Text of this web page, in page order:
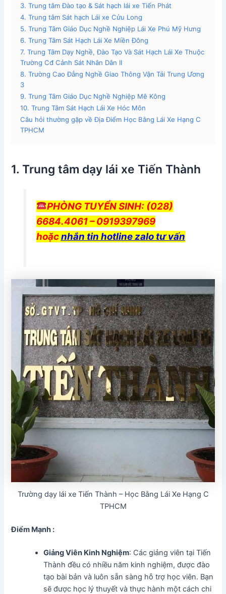
3. Trung tâm Đào tạo & Sát hạch lái xe Tiến Phát
4. Trung tâm Sát hạch Lái xe Cửu Long
5. Trung Tâm Giáo Dục Nghề Nghiệp Lái Xe Phú Mỹ Hưng
6. Trung Tâm Sát Hạch Lái Xe Miền Đông
7. Trung Tâm Dạy Nghề, Đào Tạo Và Sát Hạch Lái Xe Thuộc
Trường Cđ Cảnh Sát Nhân Dân II
8. Trường Cao Đẳng Nghề Giao Thông Vận Tải Trung Ương
3
9. Trung Tâm Giáo Dục Nghề Nghiệp Mê Kông
10. Trung Tâm Sát Hạch Lái Xe Hóc Môn
Câu hỏi thường gặp về Địa Điểm Học Bằng Lái Xe Hạng C
TPHCM
1. Trung tâm dạy lái xe Tiến Thành
PHÒNG TUYỂN SINH: (028)
6684.4061 – 0919397969
hoặcnhắn tin hotline zalo tư vấn
Trường dạy lái xe Tiến Thành – Học Bằng Lái Xe Hạng C
TPHCM
Điểm Mạnh :
Giảng Viên Kinh Nghiệm: Các giảng viên tại Tiến
Thành đều có nhiều năm kinh nghiệm, được đào
tạo bài bản và luôn sẵn sàng hỗ trợ học viên. Bạn
sẽ được học lý thuyết và thực hành một cách chi